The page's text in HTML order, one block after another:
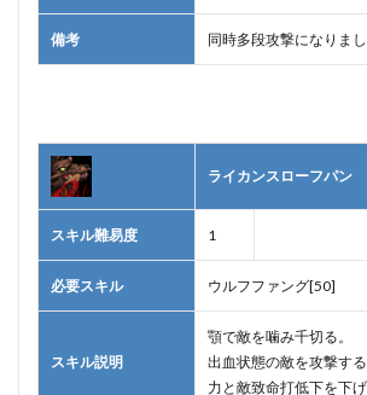
備考 同時多段攻撃になりまし
ライカンスローフパン
スキル難易度 1
必要スキル ウルフファング[50]
スキル説明
顎で敵を噛み千切る。
出血状態の敵を攻撃す
力と敵致命打低下を下げ